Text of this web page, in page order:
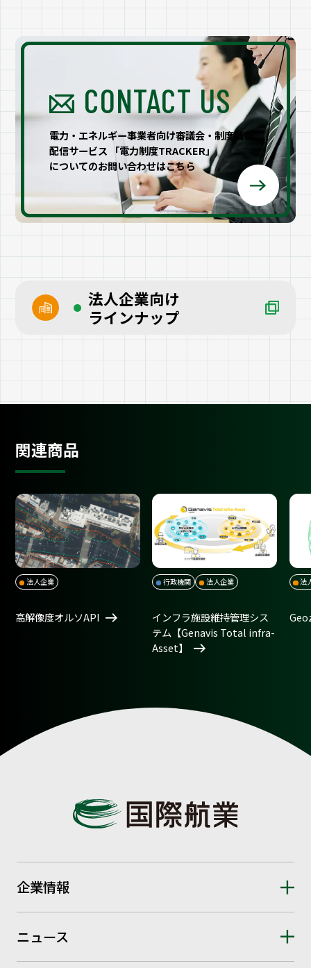
CONTACT US
電力・エネルギー事業者向け審議会・制度情報
配信サービス 「電力制度TRACKER」
についてのお問い合わせはこちら
法人企業向け
ラインナップ
関連商品
法人企業
高解像度オルソAPI
行政機関 法人企業
インフラ施設維持管理シス
テム【Genavis Total infra-
Asset】
法
企業情報
ニュース